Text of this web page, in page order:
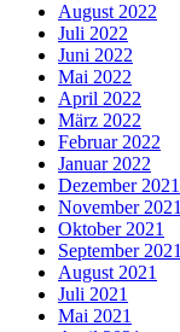
August 2022
Juli 2022
Juni 2022
Mai 2022
April 2022
März 2022
Februar 2022
Januar 2022
Dezember 2021
November 2021
Oktober 2021
September 2021
August 2021
Juli 2021
Mai 2021